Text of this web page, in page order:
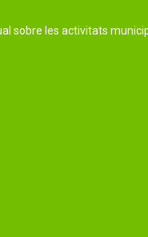
sobre les activitats